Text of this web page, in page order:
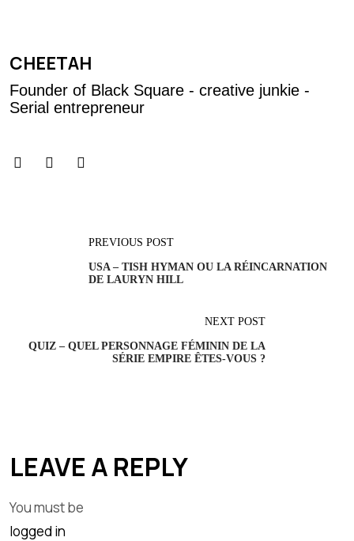
CHEETAH
Founder of Black Square - creative junkie -
Serial entrepreneur
PREVIOUS POST
USA – TISH HYMAN OU LA RÉINCARNATION
DE LAURYN HILL
NEXT POST
QUIZ – QUEL PERSONNAGE FÉMININ DE LA
SÉRIE EMPIRE ÊTES-VOUS ?
LEAVE A REPLY
You must be
logged in